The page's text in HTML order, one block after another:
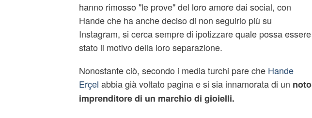
hanno rimosso "le prove" del loro amore dai social, con
Hande che ha anche deciso di non seguirlo più su
Instagram, si cerca sempre di ipotizzare quale possa essere
stato il motivo della loro separazione.
Nonostante ciò, secondo i media turchi pare che Hande
Erçel abbia già voltato pagina e si sia innamorata di un noto
imprenditore di un marchio di gioielli.